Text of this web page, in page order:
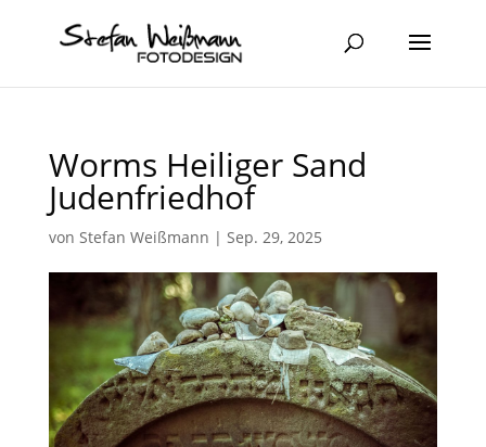
Worms Heiliger Sand
Judenfriedhof
von Stefan Weißmann | Sep. 29, 2025